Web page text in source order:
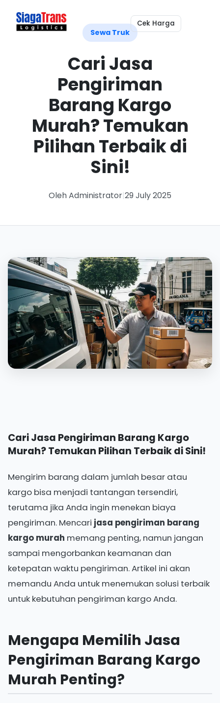
Cek Harga
Sewa Truk
Cari Jasa
Pengiriman
Barang Kargo
Murah? Temukan
Pilihan Terbaik di
Sini!
Oleh Administrator|29 July 2025
Cari Jasa Pengiriman Barang Kargo
Murah? Temukan Pilihan Terbaik di Sini!
Mengirim barang dalam jumlah besar atau
kargo bisa menjadi tantangan tersendiri,
terutama jika Anda ingin menekan biaya
pengiriman. Mencari jasa pengiriman barang
kargo murah memang penting, namun jangan
sampai mengorbankan keamanan dan
ketepatan waktu pengiriman. Artikel ini akan
memandu Anda untuk menemukan solusi terbaik
untuk kebutuhan pengiriman kargo Anda.
Mengapa Memilih Jasa
Pengiriman Barang Kargo
Murah Penting?